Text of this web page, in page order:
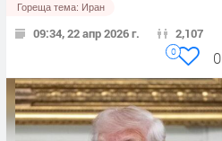
Гореща тема: Иран
09:34, 22 апр 2026 г. 2,107
0
0